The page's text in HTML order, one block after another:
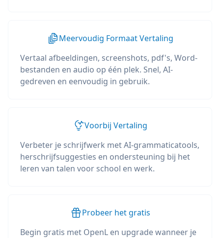
Meervoudig Formaat Vertaling
Vertaal afbeeldingen, screenshots, pdf's, Word-
bestanden en audio op één plek. Snel, AI-
gedreven en eenvoudig in gebruik.
Voorbij Vertaling
Verbeter je schrijfwerk met AI-grammaticatools,
herschrijfsuggesties en ondersteuning bij het
leren van talen voor school en werk.
Probeer het gratis
Begin gratis met OpenL en upgrade wanneer je